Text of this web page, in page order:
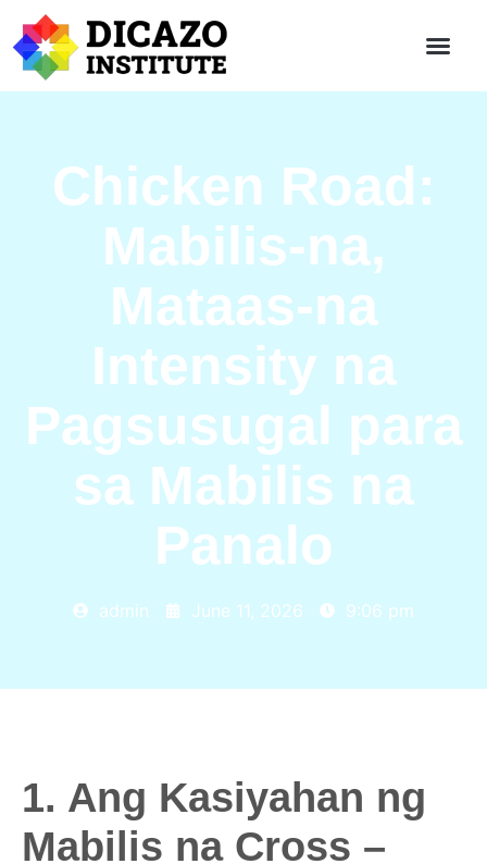
Chicken Road:
Mabilis‑na,
Mataas‑na
Intensity na
Pagsusugal para
sa Mabilis na
Panalo
admin June 11, 2026 9:06 pm
1. Ang Kasiyahan ng
Mabilis na Cross –